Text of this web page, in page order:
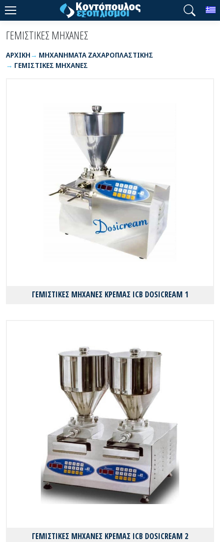
ΓΕΜΙΣΤΙΚΕΣ ΜΗΧΑΝΕΣ
ΑΡΧΙΚΉ
ΜΗΧΑΝΗΜΑΤΑ ΖΑΧΑΡΟΠΛΑΣΤΙΚΗΣ
ΓΕΜΙΣΤΙΚΕΣ ΜΗΧΑΝΕΣ
ΓΕΜΙΣΤΙΚΕΣ ΜΗΧΑΝΕΣ ΚΡΕΜΑΣ ICB DOSICREAM 1
ΓΕΜΙΣΤΙΚΕΣ ΜΗΧΑΝΕΣ ΚΡΕΜΑΣ ICB DOSICREAM 2